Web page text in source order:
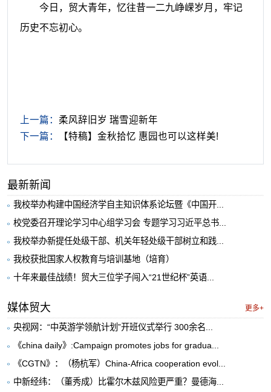
今日，贸大青年，忆往昔一二九峥嵘岁月，牢记
历史不忘初心。
上一篇： 柔风辞旧岁 瑞雪迎新年
下一篇：
【特稿】金秋拾忆 惠园也可以这样美!
最新新闻
我校举办构建中国经济学自主知识体系论坛暨《中国开...
校党委召开理论学习中心组学习会 专题学习习近平总书...
我校举办新提任处级干部、机关年轻处级干部树立和践...
我校获批国家人权教育与培训基地（培育）
十年来最佳战绩！贸大三位学子闯入“21世纪杯”英语...
媒体贸大 更多+
央视网：“中英游学领航计划”开班仪式举行 300余名...
《china daily》:Campaign promotes jobs for gradua...
《CGTN》：（杨杭军）China-Africa cooperation evol...
中新经纬：（董秀成）比霍尔木兹风险更严重？曼德海...